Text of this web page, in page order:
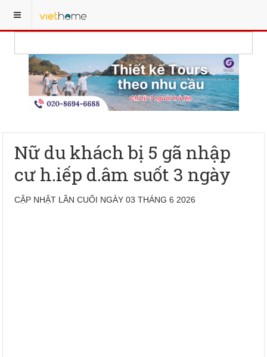
Nữ du khách bị 5 gã nhập
cư h.iếp d.âm suốt 3 ngày
CẬP NHẬT LẦN CUỐI NGÀY 03 THÁNG 6 2026